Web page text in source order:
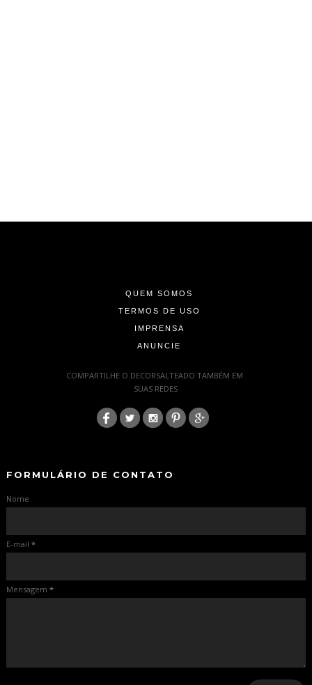
QUEM SOMOS
TERMOS DE USO
IMPRENSA
ANUNCIE
COMPARTILHE O DECORSALTEADO TAMBÉM EM
SUAS REDES
FORMULÁRIO DE CONTATO
Nome
E-mail *
Mensagem *